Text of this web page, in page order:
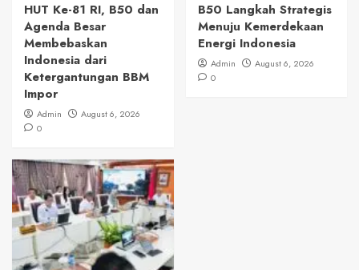
HUT Ke-81 RI, B50 dan
Agenda Besar
Membebaskan
Indonesia dari
Ketergantungan BBM
Impor
Admin
August 6, 2026
0
B50 Langkah Strategis
Menuju Kemerdekaan
Energi Indonesia
Admin
August 6, 2026
0